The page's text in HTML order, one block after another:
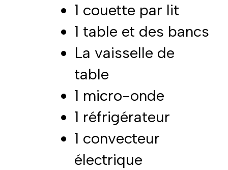
1 couette par lit
1 table et des bancs
La vaisselle de
table
1 micro-onde
1 réfrigérateur
1 convecteur
électrique